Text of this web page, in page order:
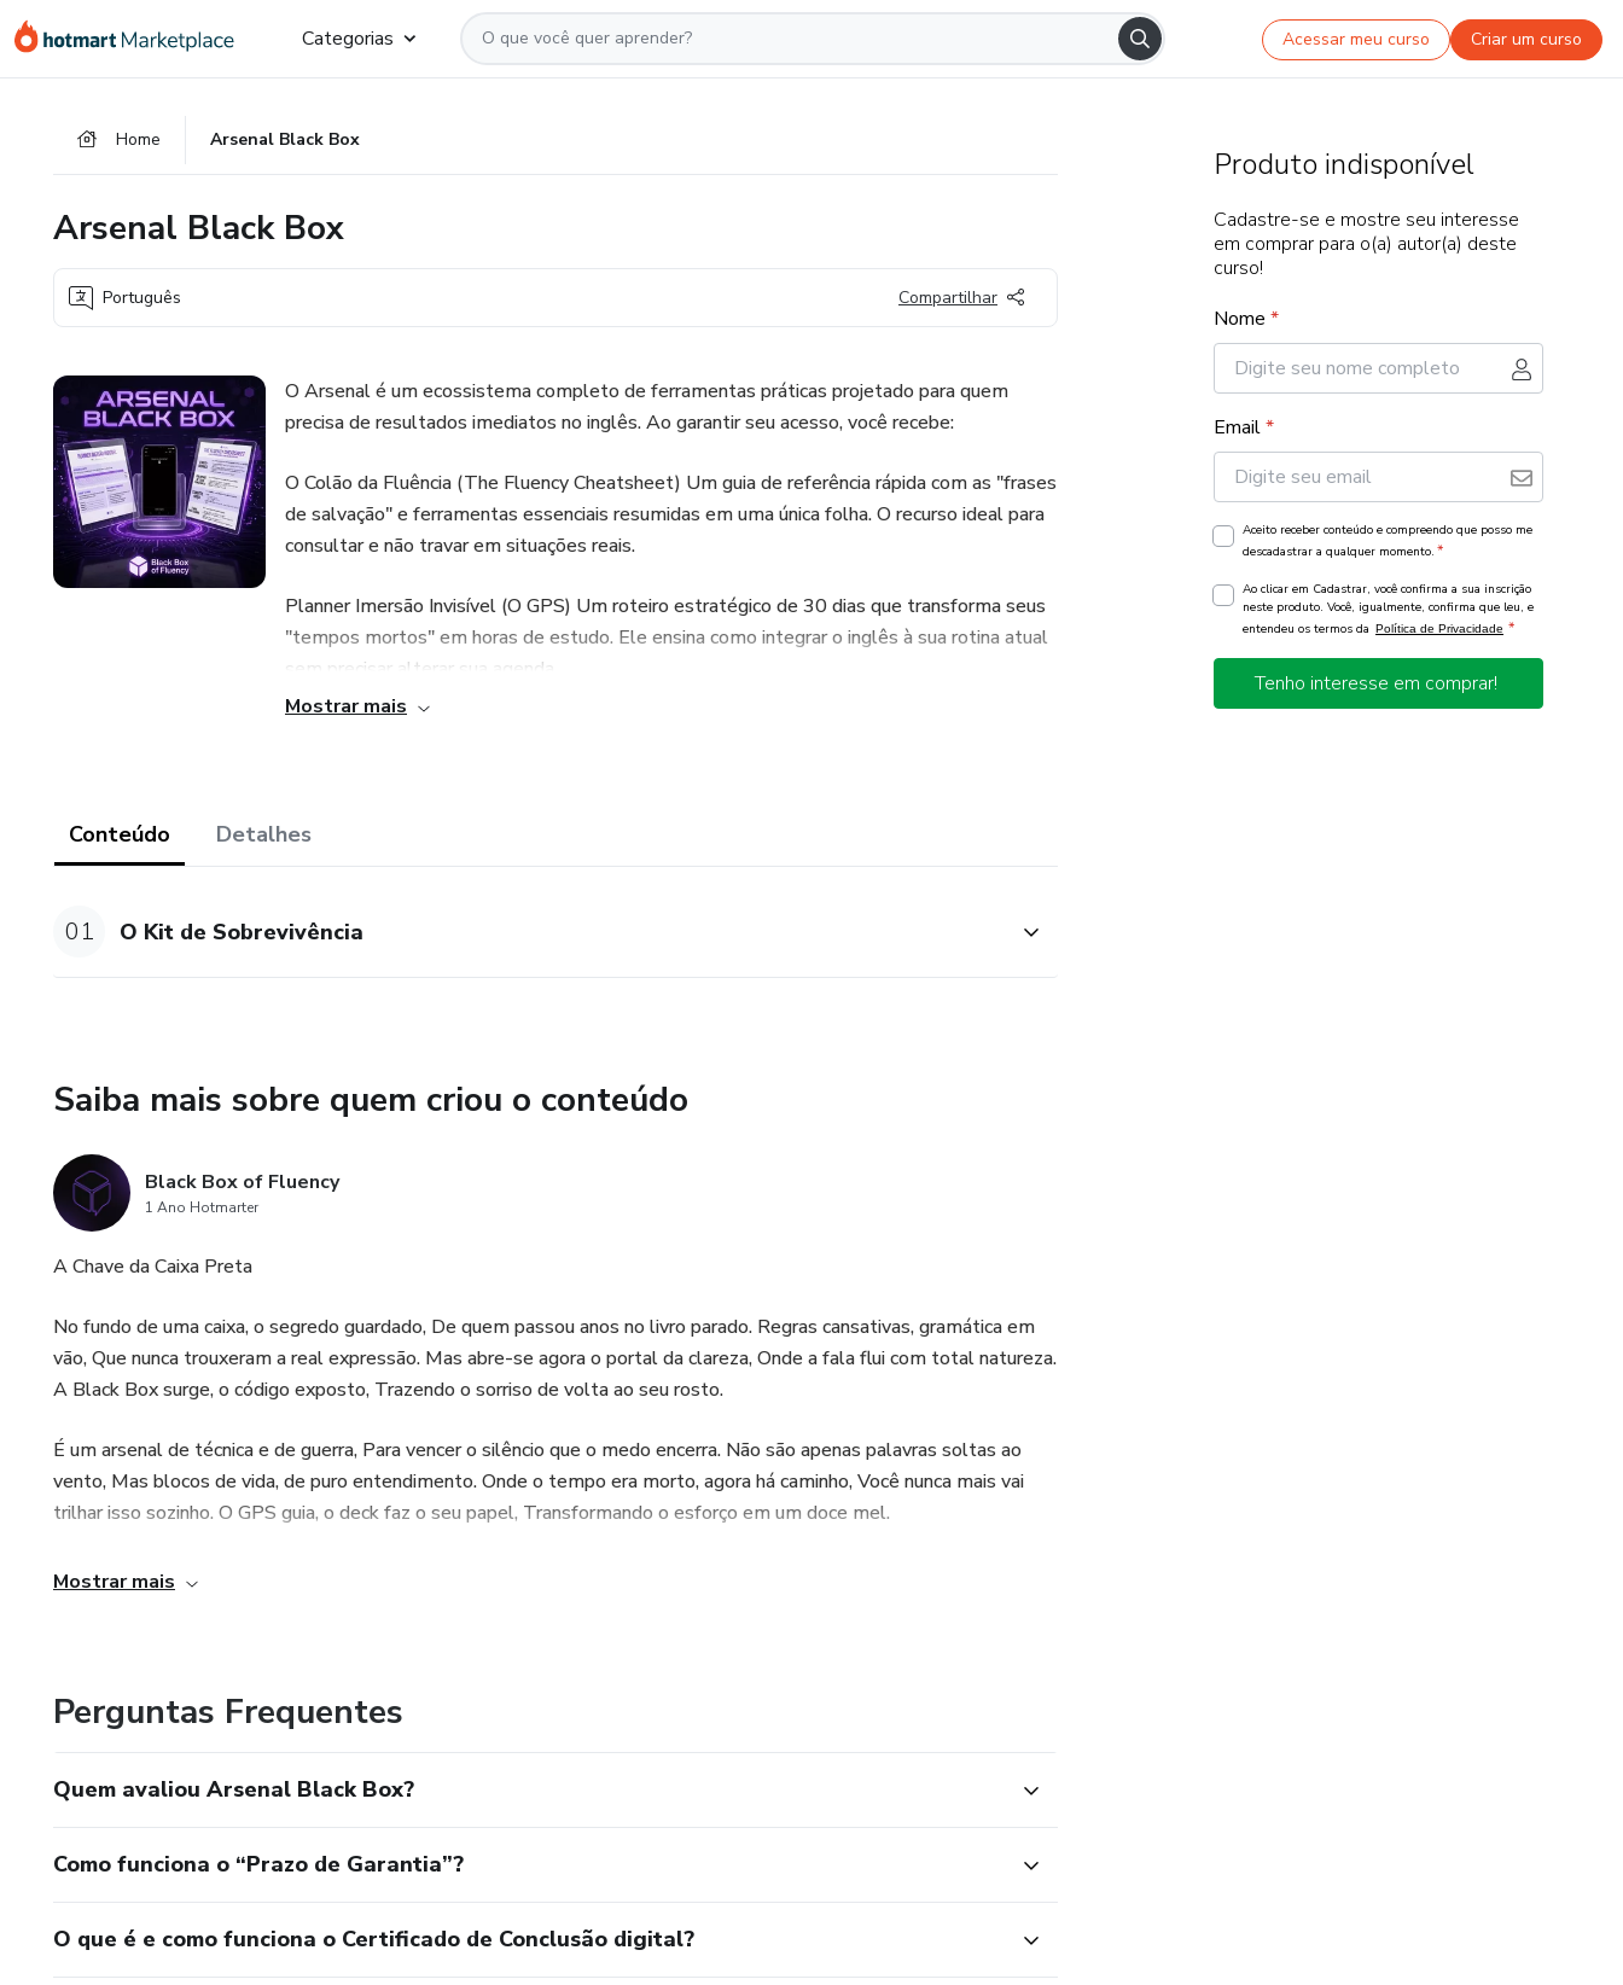
para
para
para
Categorias Acessar meu curso Criar um curso
Home Arsenal Black Box
Arsenal Black Box
Português Compartilhar
O Arsenal é um ecossistema completo de ferramentas práticas projetado para quem
precisa de resultados imediatos no inglês. Ao garantir seu acesso, você recebe:
O Colão da Fluência (The Fluency Cheatsheet) Um guia de referência rápida com as "frases
de salvação" e ferramentas essenciais resumidas em uma única folha. O recurso ideal para
consultar e não travar em situações reais.
Planner Imersão Invisível (O GPS) Um roteiro estratégico de 30 dias que transforma seus
"tempos mortos" em horas de estudo. Ele ensina como integrar o inglês à sua rotina atual
sem precisar alterar sua agenda.
Treino Guiado de Shadowing (Vídeo de Prática) Uma sessão prática de "academia de fala".
Mostrar mais
Conteúdo Detalhes
01 O Kit de Sobrevivência
Saiba mais sobre quem criou o conteúdo
Black Box of Fluency
1 Ano Hotmarter
A Chave da Caixa Preta
No fundo de uma caixa, o segredo guardado, De quem passou anos no livro parado. Regras cansativas, gramática em
vão, Que nunca trouxeram a real expressão. Mas abre-se agora o portal da clareza, Onde a fala flui com total natureza.
A Black Box surge, o código exposto, Trazendo o sorriso de volta ao seu rosto.
É um arsenal de técnica e de guerra, Para vencer o silêncio que o medo encerra. Não são apenas palavras soltas ao
vento, Mas blocos de vida, de puro entendimento. Onde o tempo era morto, agora há caminho, Você nunca mais vai
trilhar isso sozinho. O GPS guia, o deck faz o seu papel, Transformando o esforço em um doce mel.
A imersão invisível, o passo certeiro, O inglês de verdade, o inglês verdadeiro. Do shadowing prático ao treino guiado,
Mostrar mais
Perguntas Frequentes
Quem avaliou Arsenal Black Box?
Como funciona o “Prazo de Garantia”?
O que é e como funciona o Certificado de Conclusão digital?
Produto indisponível
Cadastre-se e mostre seu interesse
em comprar para o(a) autor(a) deste
curso!
Nome *
Email*
Aceito receber conteúdo e compreendo que posso me
descadastrar a qualquer momento. *
Ao clicar em Cadastrar, você confirma a sua inscrição
neste produto. Você, igualmente, confirma que leu, e
entendeu os termos da Política de Privacidade *
Tenho interesse em comprar!